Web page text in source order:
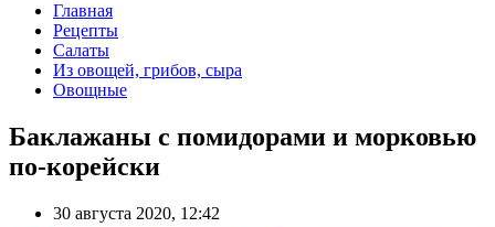
Главная
Рецепты
Салаты
Из овощей, грибов, сыра
Овощные
Баклажаны с помидорами и морковью
по-корейски
30 августа 2020, 12:42